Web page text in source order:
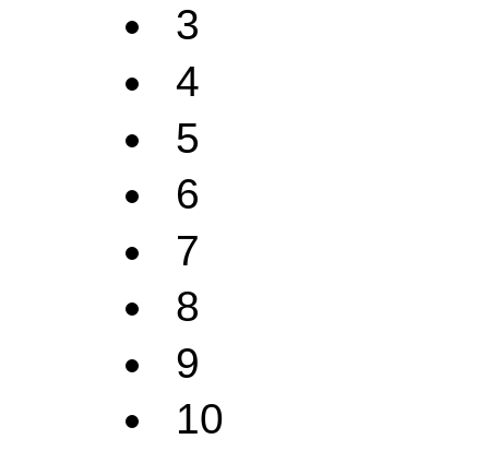
3
4
5
6
7
8
9
10